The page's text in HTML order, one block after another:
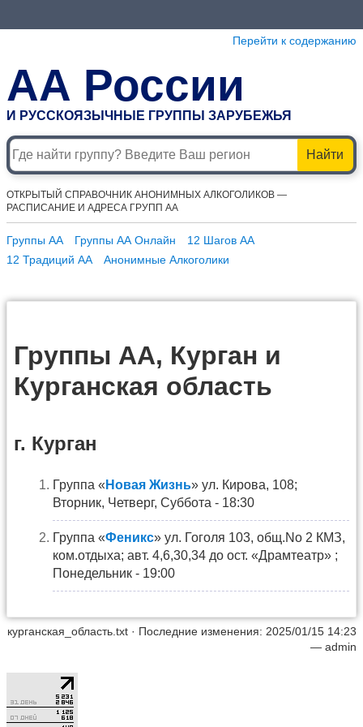
Перейти к содержанию
АА России
И РУССКОЯЗЫЧНЫЕ ГРУППЫ ЗАРУБЕЖЬЯ
Найти
ОТКРЫТЫЙ СПРАВОЧНИК АНОНИМНЫХ АЛКОГОЛИКОВ —
РАСПИСАНИЕ И АДРЕСА ГРУПП АА
Группы АА Группы АА Онлайн
12 Шагов АА
12 Традиций АА
Анонимные Алкоголики
Группы АА, Курган и
Курганская область
г. Курган
Группа « Новая Жизнь» ул. Кирова, 108;
Вторник, Четверг, Суббота - 18:30
Группа «Феникс» ул. Гоголя 103, общ.No 2 КМЗ,
ком.отдыха; авт. 4,6,30,34 до ост. «Драмтеатр» ;
Понедельник - 19:00
курганская_область.txt · Последние изменения: 2025/01/15 14:23
— admin